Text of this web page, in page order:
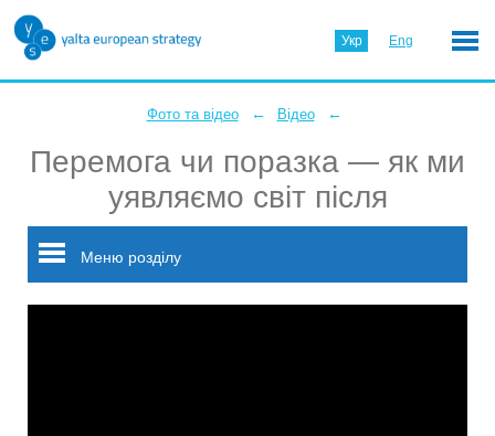
Укр Eng
Фото та відео ← Відео ←
Перемога чи поразка — як ми
уявляємо світ після
Меню розділу